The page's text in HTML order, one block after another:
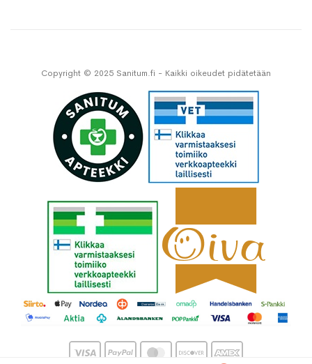
Copyright © 2025 Sanitum.fi - Kaikki oikeudet pidätetään